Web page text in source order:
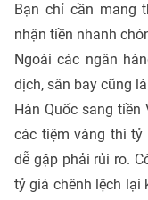
Bạn chỉ cần mang
nhận tiền nhanh
Ngoài các ngân
dịch, sân bay cũng
Hàn Quốc sang tiền
các tiệm vàng thì
dễ gặp phải rủi ro.
tỷ giá chênh lệch lại